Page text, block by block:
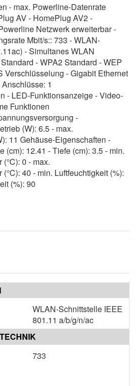
- max. Powerline-Datenrate
AV - HomePlug AV2 -
Netzwerk erweiterbar -
Mbit/s:: 733 - WLAN-
- Simultanes WLAN
- WPA2 Standard - WEP
Verschlüsselung - Gigabit Ethernet
1
- LED-Funktionsanzeige - Video-
Funktionen
-
(W): 6.5 - max.
11 Gehäuse-Eigenschaften -
(cm): 12.41 - Tiefe (cm): 3.5 - min.
0 - max.
40 - min. Luftfeuchtigkeit (%):
(%): 90
WLAN-Schnittstelle IEEE
801.11 a/b/g/n/ac
733